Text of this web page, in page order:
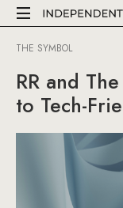
THE SYMBOL
RR and
to Tech-